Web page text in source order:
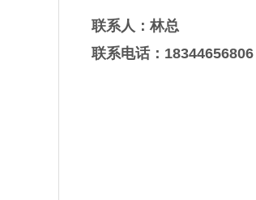
联系人：林总
联系电话：18344656806